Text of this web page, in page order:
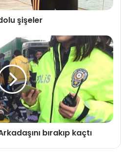
şişeler
bırakıp kaçtı